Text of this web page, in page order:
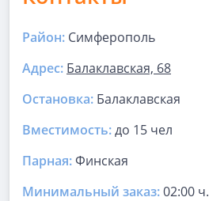
Район: Симферополь
Адрес: Балаклавская, 68
Остановка: Балаклавская
Вместимость:до 15 чел
Парная:Финская
Минимальный заказ:02:00 ч.